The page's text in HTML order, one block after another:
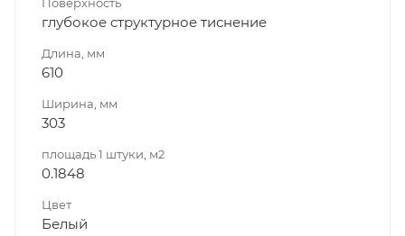
глубокое структурное тиснение
Длина, мм
610
Ширина, мм
303
площадь 1 штуки, м2
0.1848
Цвет
Белый